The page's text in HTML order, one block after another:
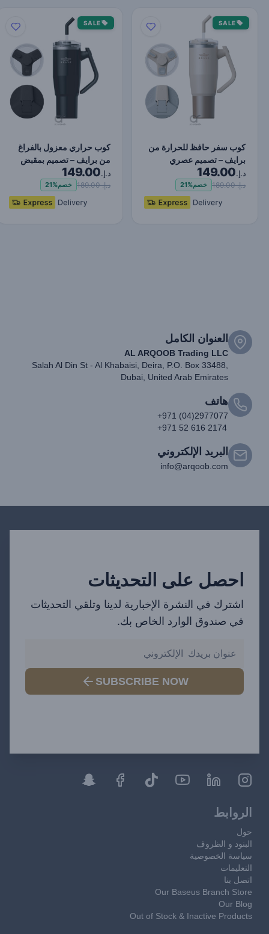
SALE
كوب سفر حافظ للحرارة من
برايف – تصميم عصري
بمقبض دوار 180°، يحفظ…
د.إ.149.00
د.إ. 189.00 خصم21%
SALE
كوب حراري معزول بالفراغ
من برايف – تصميم بمقبض
دوار 180°، يحفظ ا…
د.إ.149.00
د.إ. 189.00 خصم21%
العنوان الكامل
AL ARQOOB Trading LLC
Salah Al Din St - Al Khabaisi, Deira, P.O. Box 33488,
Dubai, United Arab Emirates
هاتف
+971 (04)2977077
+971 52 616 2174
البريد الإلكتروني
info@arqoob.com
احصل على التحديثات
اشترك في النشرة الإخبارية لدينا وتلقي التحديثات
في صندوق الوارد الخاص بك.
SUBSCRIBE NOW
الروابط
حول
البنود و الظروف
سياسة الخصوصية
التعليمات
اتصل بنا
Our Baseus Branch Store
Our Blog
Out of Stock & Inactive Products